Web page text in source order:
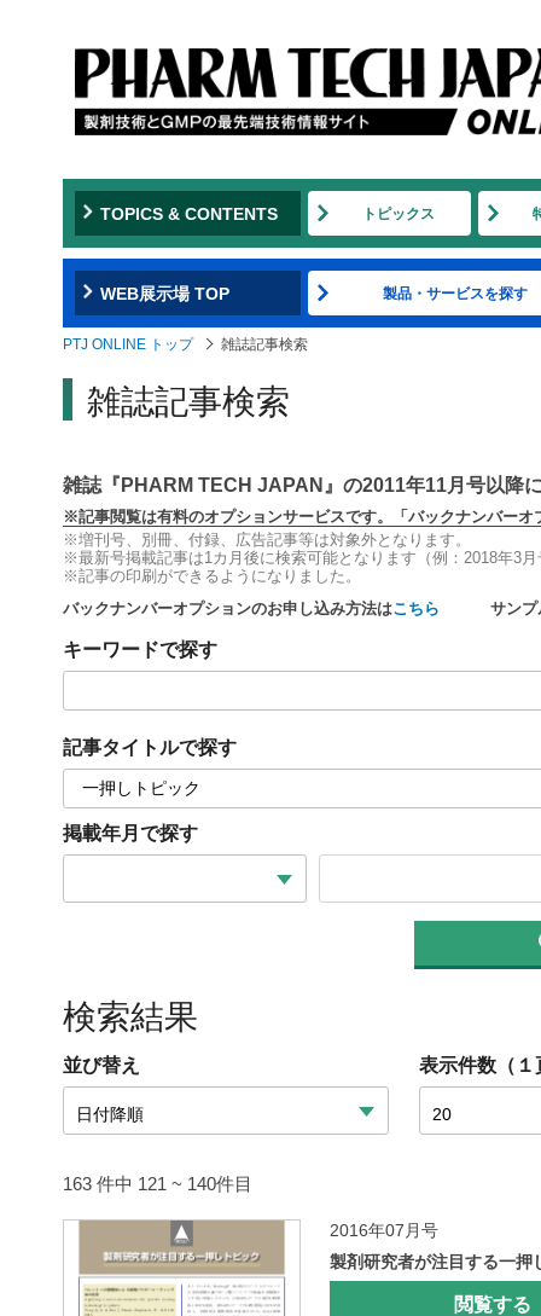
TOPICS & CONTENTS トピックス
WEB展示場 TOP 製品・サービスを探す
PTJ ONLINE トップ 雑誌記事検索
雑誌記事検索
163 件中 121 ~ 140件目
雑誌『PHARM TECH JAPAN』の2011年11月号以降
※記事閲覧は有料のオプションサービスです。「バックナンバー
※増刊号、別冊、付録、広告記事等は対象外となります。
※最新号掲載記事は1カ月後に検索可能となります（例：2018年3
※記事の印刷ができるようになりました。
バックナンバーオプションのお申し込み方法はこちら サンプル
キーワードで探す
記事タイトルで探す
掲載年月で探す
検索結果
並び替え 表示件数（１
2016年07月号
製剤研究者が注目する一押
閲覧する